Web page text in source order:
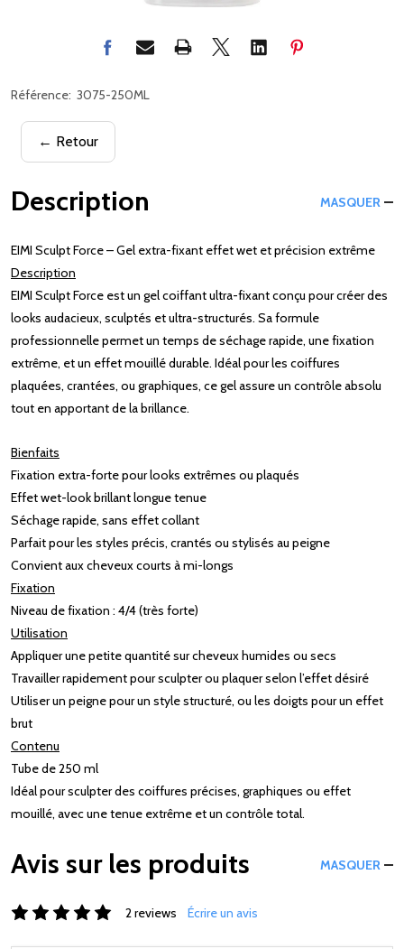
Référence: 3075-250ML
← Retour
Description MASQUER
EIMI Sculpt Force – Gel extra-fixant effet wet et précision extrême
Description
EIMI Sculpt Force est un gel coiffant ultra-fixant conçu pour créer des
looks audacieux, sculptés et ultra-structurés. Sa formule
professionnelle permet un temps de séchage rapide, une fixation
extrême, et un effet mouillé durable. Idéal pour les coiffures
plaquées, crantées, ou graphiques, ce gel assure un contrôle absolu
tout en apportant de la brillance.
Bienfaits
Fixation extra-forte pour looks extrêmes ou plaqués
Effet wet-look brillant longue tenue
Séchage rapide, sans effet collant
Parfait pour les styles précis, crantés ou stylisés au peigne
Convient aux cheveux courts à mi-longs
Fixation
Niveau de fixation : 4/4 (très forte)
Utilisation
Appliquer une petite quantité sur cheveux humides ou secs
Travailler rapidement pour sculpter ou plaquer selon l’effet désiré
Utiliser un peigne pour un style structuré, ou les doigts pour un effet
brut
Contenu
Tube de 250 ml
Idéal pour sculpter des coiffures précises, graphiques ou effet
mouillé, avec une tenue extrême et un contrôle total.
Avis sur les produits MASQUER
2 reviews Écrire un avis